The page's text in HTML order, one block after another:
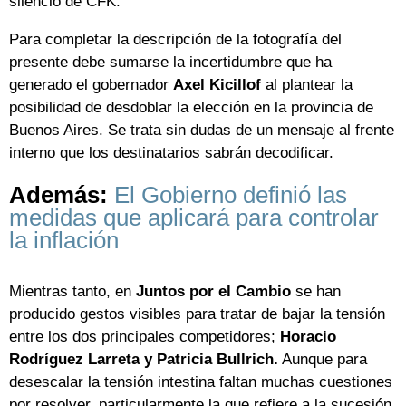
Para completar la descripción de la fotografía del
presente debe sumarse la incertidumbre que ha
generado el gobernador Axel Kicillof al plantear la
posibilidad de desdoblar la elección en la provincia de
Buenos Aires. Se trata sin dudas de un mensaje al frente
interno que los destinatarios sabrán decodificar.
Además: El Gobierno definió las
medidas que aplicará para controlar
la inflación
Mientras tanto, en Juntos por el Cambio se han
producido gestos visibles para tratar de bajar la tensión
entre los dos principales competidores; Horacio
Rodríguez Larreta y Patricia Bullrich. Aunque para
desescalar la tensión intestina faltan muchas cuestiones